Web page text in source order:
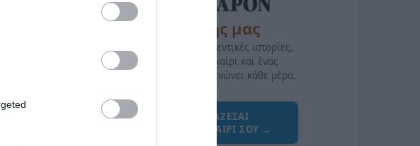
της Ζωής μας
Οι άνθρωποι, οι αυθεντικές ιστορίες,
το ελληνικό καλοκαίρι και ένας
πολιτισμός που μας ενώνει κάθε μέρα.
ΌΣΑ ΧΡΕΙΆΖΕΣΑΙ
ΓΙΑ ΤΟ ΚΑΛΟΚΑΊΡΙ ΣΟΥ →